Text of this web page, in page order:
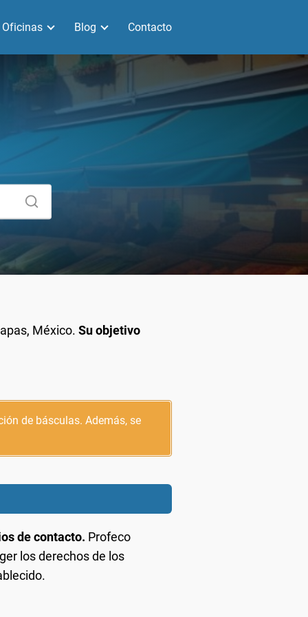
Oficinas Blog Contacto
México. Su objetivo
de básculas. Además, se
de contacto. Profeco
los derechos de los